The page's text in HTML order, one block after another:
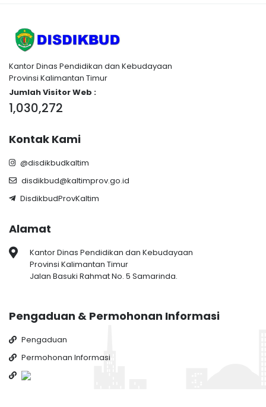
Kantor Dinas Pendidikan dan Kebudayaan
Provinsi Kalimantan Timur
Jumlah Visitor Web :
1,030,272
Kontak Kami
@disdikbudkaltim
disdikbud@kaltimprov.go.id
DisdikbudProvKaltim
Alamat
Kantor Dinas Pendidikan dan Kebudayaan
Provinsi Kalimantan Timur
Jalan Basuki Rahmat No. 5 Samarinda.
Pengaduan & Permohonan Informasi
Pengaduan
Permohonan Informasi